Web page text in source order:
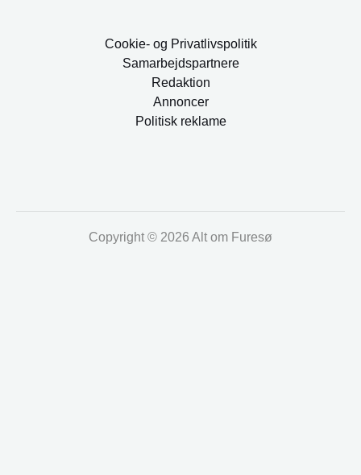
Cookie- og Privatlivspolitik
Samarbejdspartnere
Redaktion
Annoncer
Politisk reklame
Copyright © 2026 Alt om Furesø